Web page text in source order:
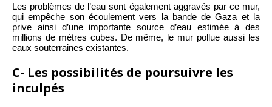
Les problèmes de l’eau sont également aggravés par ce mur,
qui empêche son écoulement vers la bande de Gaza et la
prive ainsi d’une importante source d’eau estimée à des
millions de mètres cubes. De même, le mur pollue aussi les
eaux souterraines existantes.
C- Les possibilités de poursuivre les
inculpés